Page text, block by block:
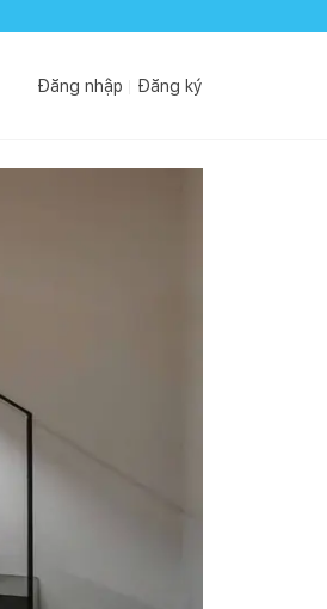
Đăng nhập Đăng ký